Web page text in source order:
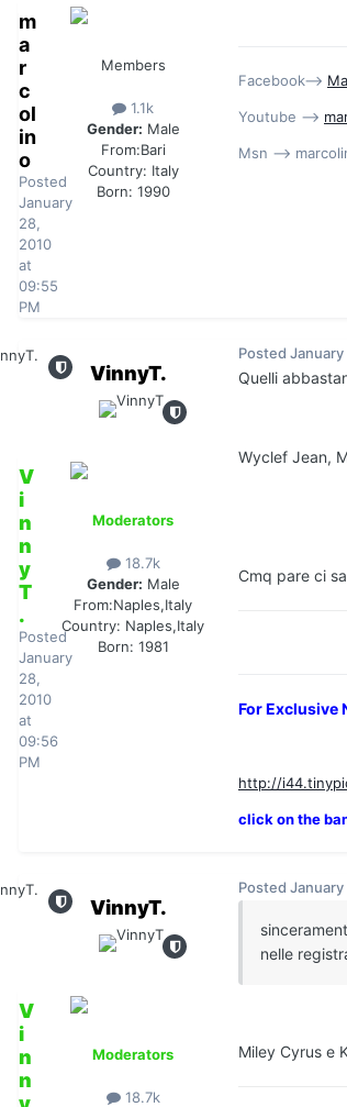
m
a
r
c
ol
in
o
Posted
January
28,
2010
at
09:55
PM
Members
1.1k
Gender: Male
From:Bari
Country: Italy
Born: 1990
Facebook-->
Youtube -->
Msn -->
V
i
n
n
y
T
.
Posted
January
28,
2010
at
09:56
PM
VinnyT.
Moderators
18.7k
Gender: Male
From:Naples,Italy
Country: Naples,Italy
Born: 1981
Posted January
Quelli
Wyclef Jean,
Cmq pare ci
For Exclusive
http://
click on the
V
i
n
n
VinnyT.
Moderators
18.7k
Posted January
nelle
Miley Cyrus e